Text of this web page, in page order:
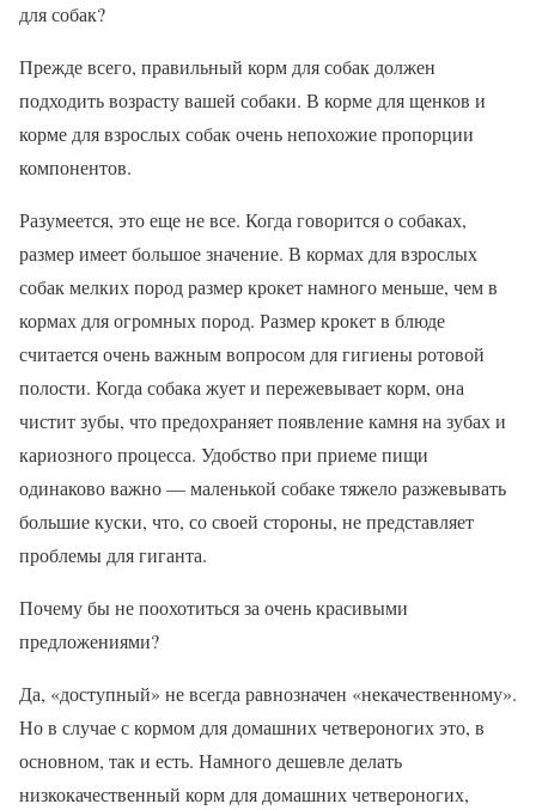
для собак?
Прежде всего, правильный корм для собак должен
подходить возрасту вашей собаки. В корме для щенков и
корме для взрослых собак очень непохожие пропорции
компонентов.
Разумеется, это еще не все. Когда говорится о собаках,
размер имеет большое значение. В кормах для взрослых
собак мелких пород размер крокет намного меньше, чем в
кормах для огромных пород. Размер крокет в блюде
считается очень важным вопросом для гигиены ротовой
полости. Когда собака жует и пережевывает корм, она
чистит зубы, что предохраняет появление камня на зубах и
кариозного процесса. Удобство при приеме пищи
одинаково важно — маленькой собаке тяжело разжевывать
большие куски, что, со своей стороны, не представляет
проблемы для гиганта.
Почему бы не поохотиться за очень красивыми
предложениями?
Да, «доступный» не всегда равнозначен «некачественному».
Но в случае с кормом для домашних четвероногих это, в
основном, так и есть. Намного дешевле делать
низкокачественный корм для домашних четвероногих,